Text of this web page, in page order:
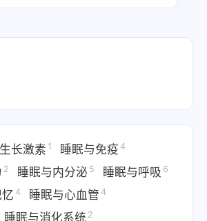
生长激素 1 睡眠与免疫 4
2 睡眠与内分泌 5 睡眠与呼吸 6
4 睡眠与心血管 4
睡眠与消化系统 2